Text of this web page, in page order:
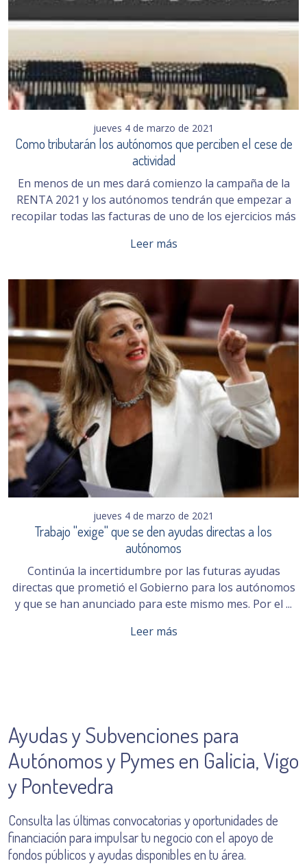
jueves 4 de marzo de 2021
Como tributarán los autónomos que perciben el cese de
actividad
En menos de un mes dará comienzo la campaña de la
RENTA 2021 y los autónomos tendrán que empezar a
recopilar todas las facturas de uno de los ejercicios más
Leer más
jueves 4 de marzo de 2021
Trabajo "exige" que se den ayudas directas a los
autónomos
Continúa la incertidumbre por las futuras ayudas
directas que prometió el Gobierno para los autónomos
y que se han anunciado para este mismo mes. Por el ...
Leer más
Ayudas y Subvenciones para
Autónomos y Pymes en Galicia, Vigo
y Pontevedra
Consulta las últimas convocatorias y oportunidades de
financiación para impulsar tu negocio con el apoyo de
fondos públicos y ayudas disponibles en tu área.